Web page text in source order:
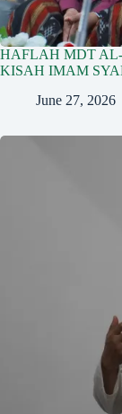
HAFLAH MDT
KISAH IMAM
June 27, 2026